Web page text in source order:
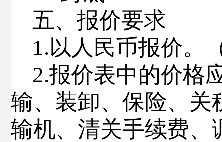
五、报价要求
1.以人民币报价。
2.报价表中的价格
输、装卸、保险、关
输机、清关手续费、